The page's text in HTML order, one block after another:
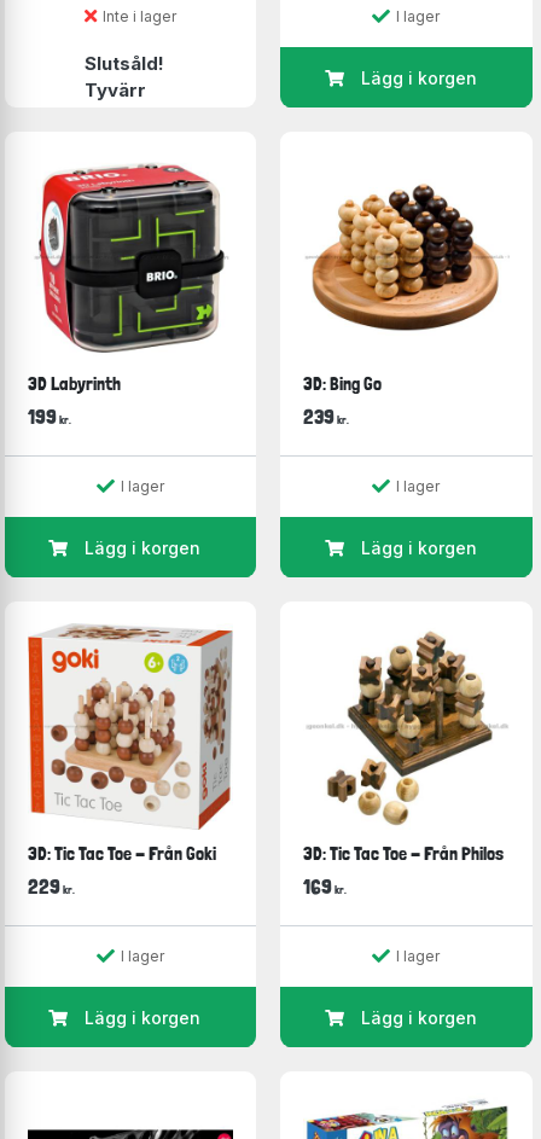
Inte i lager
Slutsåld!
Tyvärr
I lager
Lägg i korgen
3D Labyrinth
199 kr.
I lager
Lägg i korgen
3D: Bing Go
239kr.
I lager
Lägg i korgen
3D: Tic Tac Toe - Från Goki
229 kr.
I lager
Lägg i korgen
3D: Tic Tac Toe - Från Philos
169kr.
I lager
Lägg i korgen